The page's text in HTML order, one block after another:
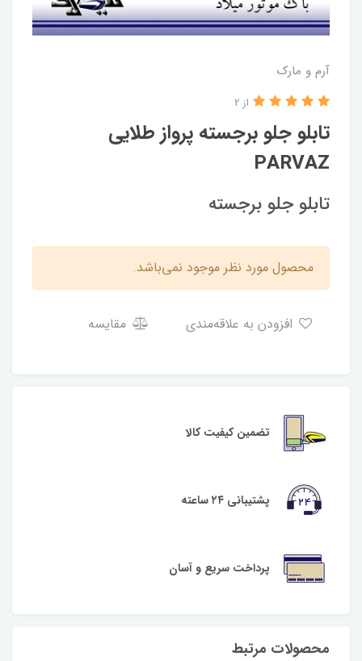
آرم و مارک
تابلو جلو برجسته پرواز طلایی
PARVAZ
از 2
تابلو جلو برجسته
محصول مورد نظر موجود نمی‌باشد.
مقایسه
تضمین کیفیت کالا
پشتیبانی ۲۴ ساعته
پرداخت سریع و آسان
محصولات مرتبط